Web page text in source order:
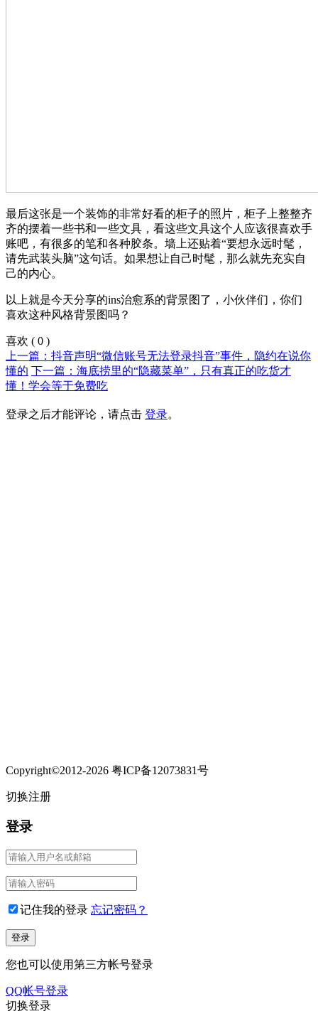
最后这张是一个装饰的非常好看的柜子的照片，柜子上整整齐
齐的摆着一些书和一些文具，看这些文具这个人应该很喜欢手
账吧，有很多的笔和各种胶条。墙上还贴着“要想永远时髦，
请先武装头脑”这句话。如果想让自己时髦，那么就先充实自
己的内心。
以上就是今天分享的ins治愈系的背景图了，小伙伴们，你们
喜欢这种风格背景图吗？
喜欢 ( 0 )
上一篇：抖音声明“微信账号无法登录抖音”事件，隐约在说你
懂的 下一篇：海底捞里的“隐藏菜单”，只有真正的吃货才
懂！学会等于免费吃
登录之后才能评论，请点击 登录。
Copyright©2012-2026 粤ICP备12073831号
切换注册
登录
记住我的登录 忘记密码？
您也可以使用第三方帐号登录
QQ帐号登录
切换登录